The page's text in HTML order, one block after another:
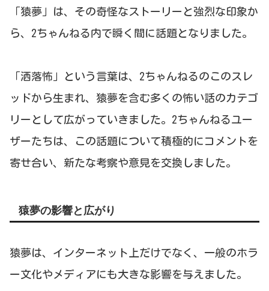
「猿夢」は、その奇怪なストーリーと強烈な印象か
ら、2ちゃんねる内で瞬く間に話題となりました。
「洒落怖」という言葉は、2ちゃんねるのこのスレ
ッドから生まれ、猿夢を含む多くの怖い話のカテゴ
リーとして広がっていきました。2ちゃんねるユー
ザーたちは、この話題について積極的にコメントを
寄せ合い、新たな考察や意見を交換しました。
猿夢の影響と広がり
猿夢は、インターネット上だけでなく、一般のホラ
ー文化やメディアにも大きな影響を与えました。